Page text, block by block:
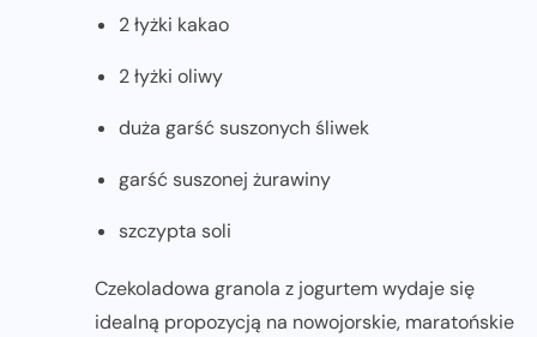
2 łyżki kakao
2 łyżki oliwy
duża garść suszonych śliwek
garść suszonej żurawiny
szczypta soli
Czekoladowa granola z jogurtem wydaje się
idealną propozycją na nowojorskie, maratońskie